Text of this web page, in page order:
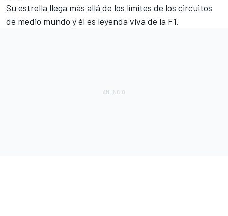
Su estrella llega más allá de los límites de los circuitos
de medio mundo y él es leyenda viva de la F1.